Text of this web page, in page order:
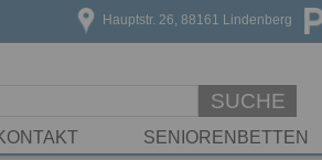
Hauptstr. 26, 88161 Lindenberg
SUCHE
SENIORENBETTEN